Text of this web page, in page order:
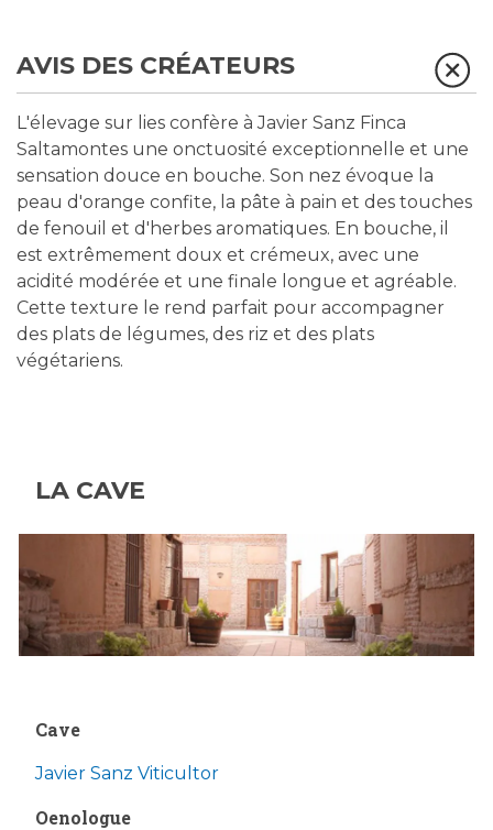
AVIS DES CRÉATEURS
L'élevage sur lies confère à Javier Sanz Finca
Saltamontes une onctuosité exceptionnelle et une
sensation douce en bouche. Son nez évoque la
peau d'orange confite, la pâte à pain et des touches
de fenouil et d'herbes aromatiques. En bouche, il
est extrêmement doux et crémeux, avec une
acidité modérée et une finale longue et agréable.
Cette texture le rend parfait pour accompagner
des plats de légumes, des riz et des plats
végétariens.
LA CAVE
Cave
Javier Sanz Viticultor
Oenologue